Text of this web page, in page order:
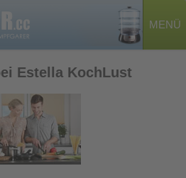
MENÜ
Estella KochLust